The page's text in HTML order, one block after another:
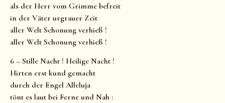
als der Herr vom Grimme befreit
in der Väter urgrauer Zeit
aller Welt Schonung verhieß !
aller Welt Schonung verhieß !
6 – Stille Nacht ! Heilige Nacht !
Hirten erst kund gemacht
durch der Engel Alleluja
tönt es laut bei Ferne und Nah :